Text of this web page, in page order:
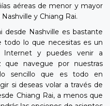
aéreas de menor y mayor
y Chiang Rai.
desde Nashville es bastante
todo lo que necesitas es un
Internet y puedes venir a
navegue por nuestras
sencillo que es todo en
si deseas volar a través de
Chiang Rai, a menos que